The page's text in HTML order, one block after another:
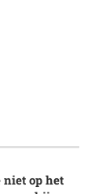
niet op het